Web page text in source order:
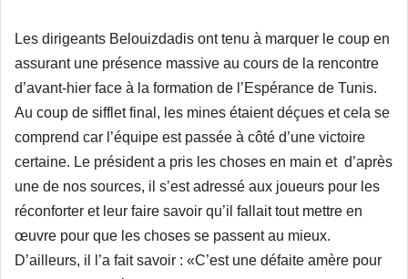
Les dirigeants Belouizdadis ont tenu à marquer le coup en
assurant une présence massive au cours de la rencontre
d’avant-hier face à la formation de l’Espérance de Tunis.
Au coup de sifflet final, les mines étaient déçues et cela se
comprend car l’équipe est passée à côté d’une victoire
certaine. Le président a pris les choses en main et d’après
une de nos sources, il s’est adressé aux joueurs pour les
réconforter et leur faire savoir qu’il fallait tout mettre en
œuvre pour que les choses se passent au mieux.
D’ailleurs, il l’a fait savoir : «C’est une défaite amère pour